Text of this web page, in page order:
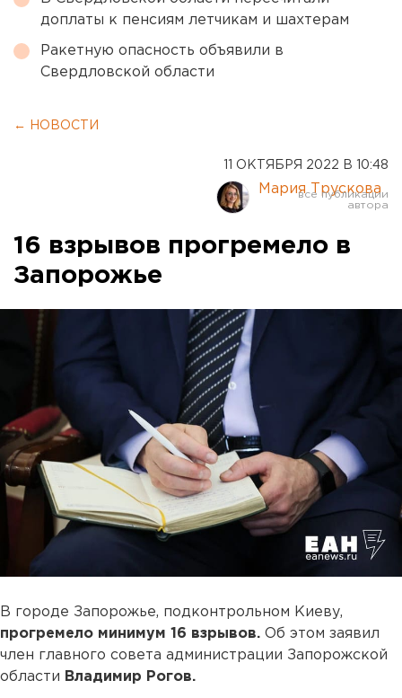
доплаты к пенсиям летчикам и шахтерам
Ракетную опасность объявили в
Свердловской области
← НОВОСТИ
11 ОКТЯБРЯ 2022 В 10:48
Мария Трускова
16 взрывов прогремело в
Запорожье
В городе Запорожье, подконтрольном Киеву,
прогремело минимум 16 взрывов. Об этом заявил
член главного совета администрации Запорожской
области Владимир Рогов.